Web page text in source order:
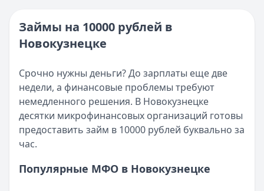
Категория:МФО и микрозаймы
Читать статью
Возврат переплаты в «Займере»: актуальная
Кратко:Разбираем, как вернуть переплату или
Категория:МФО
Читать новость
Срочный микрозайм 15 000 ₽ на карту: свежая
Кратко:Нужны 15 000 рублей на карту прямо сегодня?
Опубликовано:5 декабря 2025 г.
Категория:
Рекордный рост доли клиентов МФО с iPhone: что
Займы на 10000 рублей в
Новокузнецке
Срочно нужны деньги? До зарплаты еще две
недели, а финансовые проблемы требуют
немедленного решения. В Новокузнецке
десятки микрофинансовых организаций готовы
предоставить займ в 10000 рублей буквально за
час.
Популярные МФО в Новокузнецке